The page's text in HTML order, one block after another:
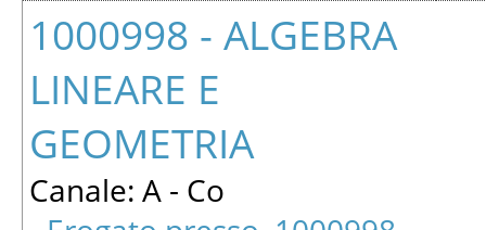
1000998 - ALGEBRA
LINEARE E
GEOMETRIA
Canale: A - Co